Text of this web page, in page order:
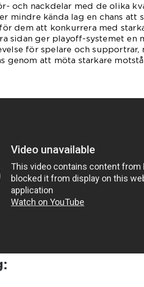
och nackdelar med de olika
mindre kända lag en chans att
dem att konkurrera med
sidan ger playoff-systemet en
för spelare och supportrar,
genom att möta starkare